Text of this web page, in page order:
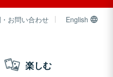
お問い合わせ English
楽しむ